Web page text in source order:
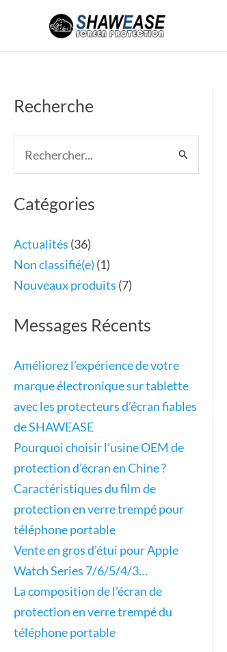
contenu
Recherche
Rechercher :
Catégories
Actualités (36)
Non classifié(e) (1)
Nouveaux produits (7)
Messages Récents
Améliorez l’expérience de votre
marque électronique sur tablette
avec les protecteurs d’écran fiables
de SHAWEASE
Pourquoi choisir l’usine OEM de
protection d’écran en Chine ?
Caractéristiques du film de
protection en verre trempé pour
téléphone portable
Vente en gros d’étui pour Apple
Watch Series 7/6/5/4/3…
La composition de l’écran de
protection en verre trempé du
téléphone portable